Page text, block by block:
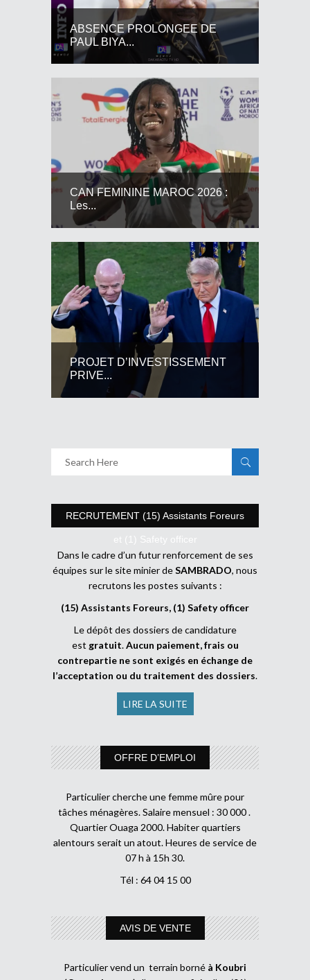
ABSENCE PROLONGEE DE
PAUL BIYA...
CAN FEMININE MAROC 2026 :
Les...
PROJET D’INVESTISSEMENT
PRIVE...
RECRUTEMENT (15) Assistants Foreurs
et (1) Safety officer
Dans le cadre d’un futur renforcement de ses
équipes sur le site minier deSAMBRADO, nous
recrutons les postes suivants :
(15) Assistants Foreurs, (1) Safety officer
Le dépôt des dossiers de candidature
est gratuit.Aucun paiement, frais ou
contrepartie ne sont exigés en échange de
l’acceptation ou du traitement des dossiers.
LIRE LA SUITE
OFFRE D’EMPLOI
Particulier cherche une femme mûre pour
tâches ménagères. Salaire mensuel : 30 000 .
Quartier Ouaga 2000. Habiter quartiers
alentours serait un atout. Heures de service de
07 h à 15h 30.
Tél : 64 04 15 00
AVIS DE VENTE
Particulier vend un terrain borné à Koubri